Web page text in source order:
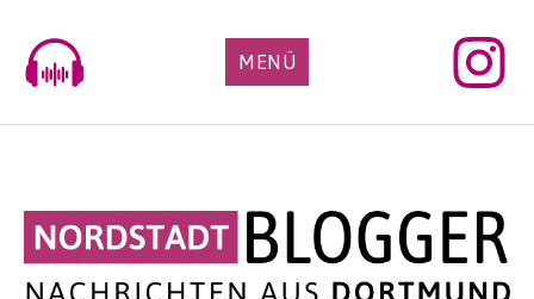
content
MENÜ